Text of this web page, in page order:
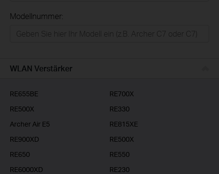
Businessanwender
Modellnummer:
WLAN Verstärker
RE655BE
RE700X
RE500X
RE330
Archer Air E5
RE815XE
RE900XD
RE500X
RE650
RE550
RE6000XD
RE230